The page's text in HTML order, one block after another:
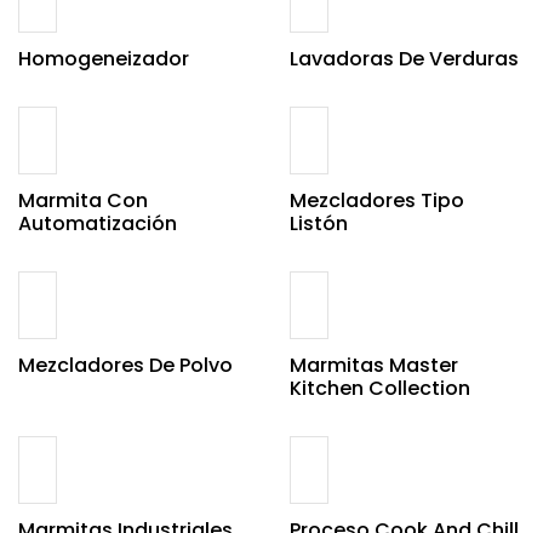
Homogeneizador Lavadoras De Verduras
Marmita Con
Automatización
Mezcladores Tipo
Listón
Mezcladores De Polvo
Marmitas Master
Kitchen Collection